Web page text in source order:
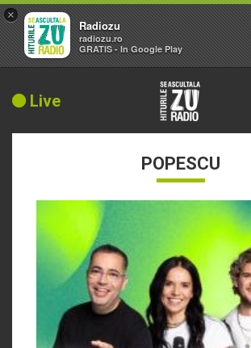
Live
POPESCU
×
Radiozu
radiozu.ro
GRATIS - In Google Play